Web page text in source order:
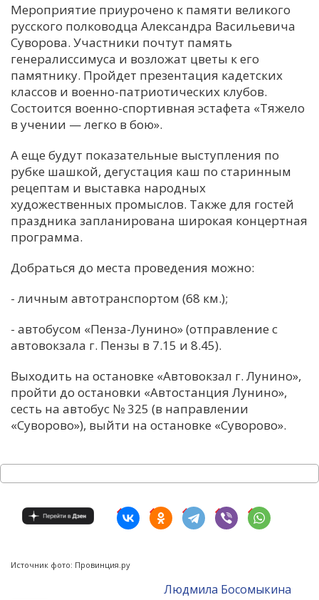
М
Н
Х
Ч
Я
Мероприятие приурочено к памяти великого
русского полководца Александра Васильевича
Суворова. Участники почтут память
генералиссимуса и возложат цветы к его
памятнику. Пройдет презентация кадетских
классов и военно-патриотических клубов.
Состоится военно-спортивная эстафета «Тяжело
в учении — легко в бою».
А еще будут показательные выступления по
рубке шашкой, дегустация каш по старинным
рецептам и выставка народных
художественных промыслов. Также для гостей
праздника запланирована широкая концертная
программа.
Добраться до места проведения можно:
- личным автотранспортом (68 км.);
- автобусом «Пенза-Лунино» (отправление с
автовокзала г. Пензы в 7.15 и 8.45).
Выходить на остановке «Автовокзал г. Лунино»,
пройти до остановки «Автостанция Лунино»,
сесть на автобус № 325 (в направлении
«Суворово»), выйти на остановке «Суворово».
Источник фото: Провинция.ру
Людмила Босомыкина